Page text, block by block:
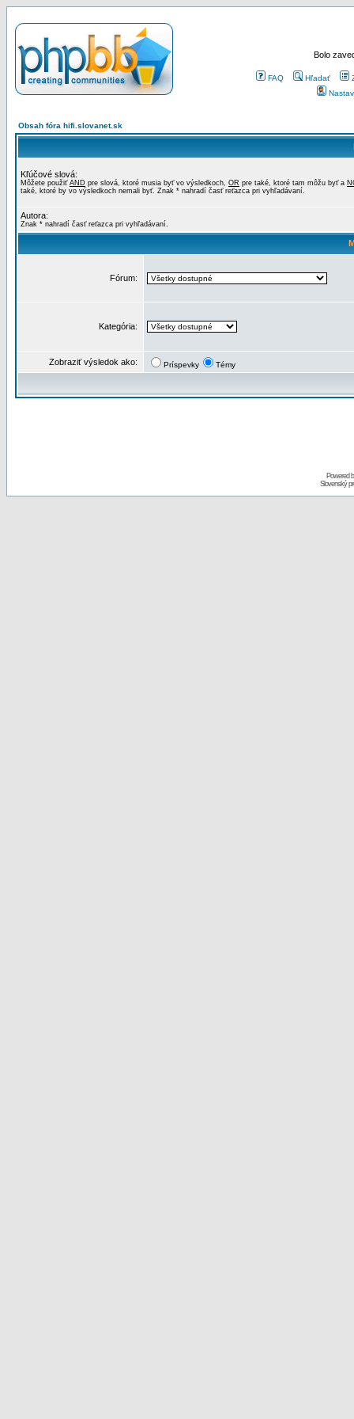
Bolo
FAQ Hľadať
Obsah fóra hifi.slovanet.sk
Kľúčové slová:
Môžete použiť AND pre slová, ktoré musia byť vo výsledkoch, OR pre také, ktoré tam môžu byť a
také, ktoré by vo výsledkoch nemali byť. Znak * nahradí časť reťazca pri vyhľadávaní.
Autora:
Znak * nahradí časť reťazca pri vyhľadávaní.
Fórum:
Kategória:
Zobraziť výsledok ako: Príspevky Témy
Powered
Slovenský